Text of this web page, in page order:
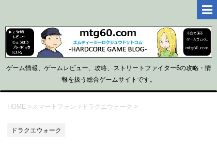
ゲーム情報、ゲームレビュー、攻略、ストリートファイター6の攻略・情
報を扱う総合ゲームサイトです。
HOME > スマートフォン > ドラクエウォーク >
ドラクエウォーク